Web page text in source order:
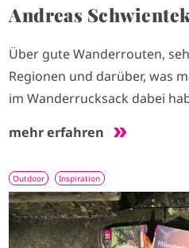
Andreas
Über gute Wanderrouten,
Regionen und darüber, was
im Wanderrucksack dabei
mehr erfahren
Outdoor Inspiration
I
m
a
g